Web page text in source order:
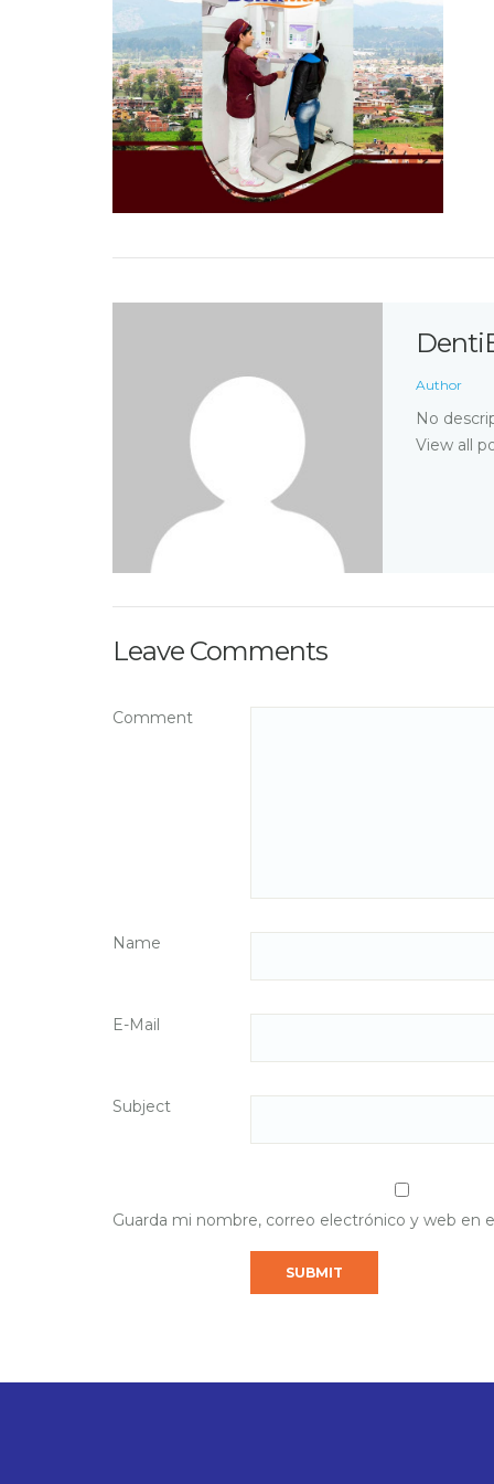
Author
No
View all
Leave Comments
Comment
Name
E-Mail
Subject
Guarda mi nombre, correo electrónico y web en